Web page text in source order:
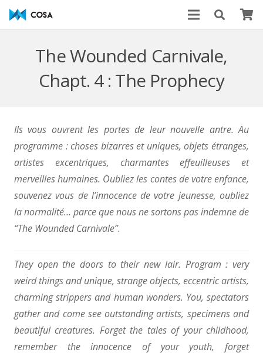
The Wounded Carnivale,
Chapt. 4 : The Prophecy
Ils vous ouvrent les portes de leur nouvelle antre. Au
programme : choses bizarres et uniques, objets étranges,
artistes excentriques, charmantes effeuilleuses et
merveilles humaines. Oubliez les contes de votre enfance,
souvenez vous de l’innocence de votre jeunesse, oubliez
la normalité… parce que nous ne sortons pas indemne de
“The Wounded Carnivale”.
They open the doors to their new lair. Program : very
weird things and unique, strange objects, eccentric artists,
charming strippers and human wonders. You, spectators
gather and come see outstanding artists, specimens and
beautiful creatures. Forget the tales of your childhood,
remember the innocence of your youth, forget